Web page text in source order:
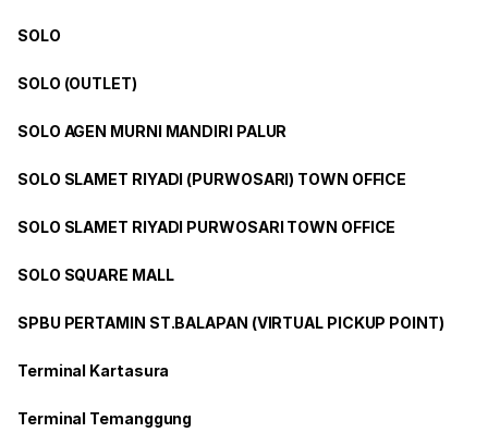
SOLO
SOLO (OUTLET)
SOLO AGEN MURNI MANDIRI PALUR
SOLO SLAMET RIYADI (PURWOSARI) TOWN OFFICE
SOLO SLAMET RIYADI PURWOSARI TOWN OFFICE
SOLO SQUARE MALL
SPBU PERTAMIN ST.BALAPAN (VIRTUAL PICKUP POINT)
Terminal Kartasura
Terminal Temanggung